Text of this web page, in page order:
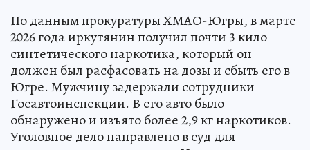
По данным прокуратуры ХМАО-Югры, в марте
2026 года иркутянин получил почти 3 кило
синтетического наркотика, который он
должен был расфасовать на дозы и сбыть его в
Югре. Мужчину задержали сотрудники
Госавтоинспекции. В его авто было
обнаружено и изъято более 2,9 кг наркотиков.
Уголовное дело направлено в суд для